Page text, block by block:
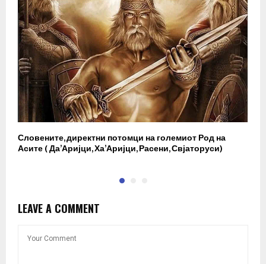
Словените, директни потомци на големиот Род на
Асите ( Да’Аријци, Ха’Аријци, Расени, Свјаторуси)
LEAVE A COMMENT